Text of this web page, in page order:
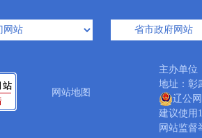
网站地图
主办单
地址：
辽公
建议使用
网站监督